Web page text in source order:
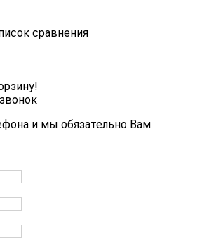
сравнения
и мы обязательно Вам